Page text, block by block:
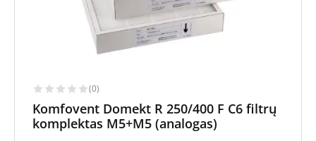
(0)
Komfovent Domekt R 250/400 F C6 filtrų
komplektas M5+M5 (analogas)